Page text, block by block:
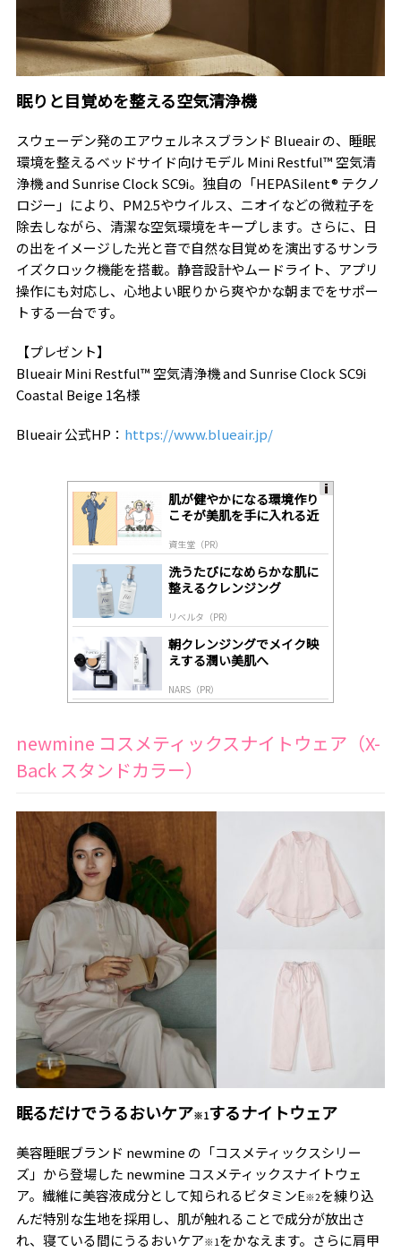
眠りと目覚めを整える空気清浄機
スウェーデン発のエアウェルネスブランド Blueair の、睡眠
環境を整えるベッドサイド向けモデル Mini Restful™ 空気清
浄機 and Sunrise Clock SC9i。独自の「HEPASilent® テクノ
ロジー」により、PM2.5やウイルス、ニオイなどの微粒子を
除去しながら、清潔な空気環境をキープします。さらに、日
の出をイメージした光と音で自然な目覚めを演出するサンラ
イズクロック機能を搭載。静音設計やムードライト、アプリ
操作にも対応し、心地よい眠りから爽やかな朝までをサポー
トする一台です。
【プレゼント】
Blueair Mini Restful™ 空気清浄機 and Sunrise Clock SC9i
Coastal Beige 1名様
Blueair 公式HP： https://www.blueair.jp/
肌が健やかになる環境作り
こそが美肌を手に入れる近
資生堂（PR）
洗うたびになめらかな肌に
整えるクレンジング
リベルタ（PR）
朝クレンジングでメイク映
えする潤い美肌へ
NARS（PR）
newmine コスメティックスナイトウェア（X-
Back スタンドカラー）
眠るだけでうるおいケア※1するナイトウェア
美容睡眠ブランド newmine の「コスメティックスシリー
ズ」から登場した newmine コスメティックスナイトウェ
ア。繊維に美容液成分として知られるビタミンE※2を練り込
んだ特別な生地を採用し、肌が触れることで成分が放出さ
れ、寝ている間にうるおいケア※1をかなえます。さらに肩甲